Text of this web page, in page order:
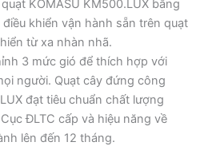
KOMASU KM500.LUX bằng
khiển vận hành sẵn trên quạt
từ xa nhàn nhã.
3 mức gió để thích hợp với
người. Quạt cây đứng công
đạt tiêu chuẩn chất lượng
ĐLTC cấp và hiệu năng về
lên đến 12 tháng.